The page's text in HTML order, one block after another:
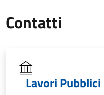
Contatti
Lavori Pubblici